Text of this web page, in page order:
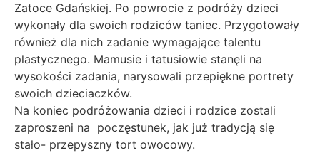
Zatoce Gdańskiej. Po powrocie z podróży dzieci
wykonały dla swoich rodziców taniec. Przygotowały
również dla nich zadanie wymagające talentu
plastycznego. Mamusie i tatusiowie stanęli na
wysokości zadania, narysowali przepiękne portrety
swoich dzieciaczków.
Na koniec podróżowania dzieci i rodzice zostali
zaproszeni na poczęstunek, jak już tradycją się
stało- przepyszny tort owocowy.